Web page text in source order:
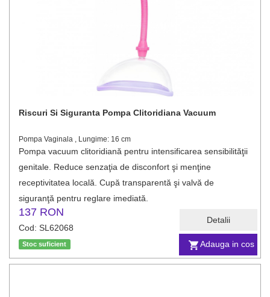
Adauga in cos
Detalii
Riscuri Si Siguranta Pompa Clitoridiana Vacuum
Pompa Vaginala , Lungime: 16 cm
Pompa vacuum clitoridiană pentru intensificarea sensibilităţii
genitale. Reduce senzaţia de disconfort şi menţine
receptivitatea locală. Cupă transparentă şi valvă de
siguranţă pentru reglare imediată.
137 RON
Cod: SL62068
Stoc suficient